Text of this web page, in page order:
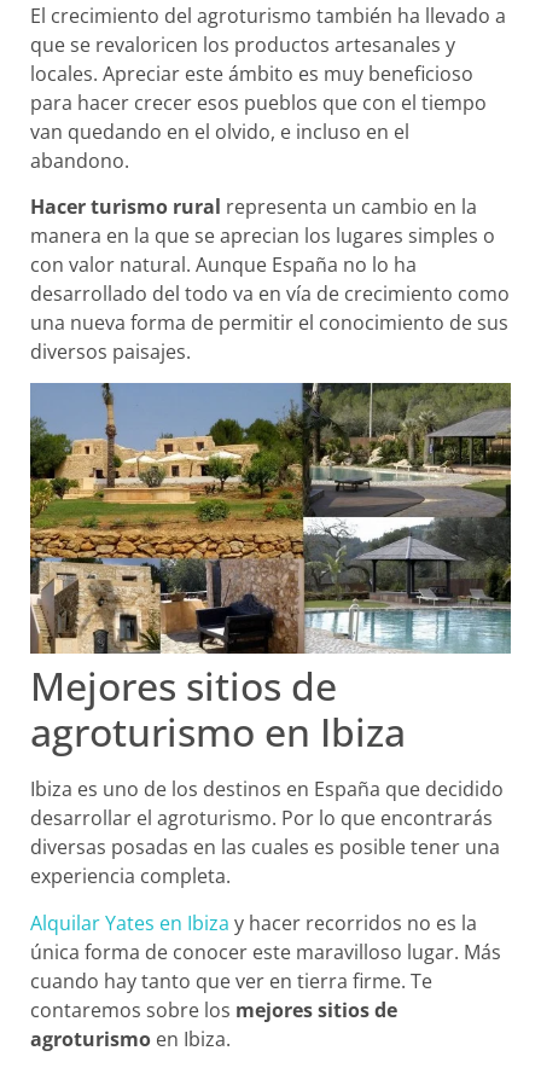
El crecimiento del agroturismo también ha llevado a
que se revaloricen los productos artesanales y
locales. Apreciar este ámbito es muy beneficioso
para hacer crecer esos pueblos que con el tiempo
van quedando en el olvido, e incluso en el
abandono.
Hacer turismo rural representa un cambio en la
manera en la que se aprecian los lugares simples o
con valor natural. Aunque España no lo ha
desarrollado del todo va en vía de crecimiento como
una nueva forma de permitir el conocimiento de sus
diversos paisajes.
Mejores sitios de
agroturismo en Ibiza
Ibiza es uno de los destinos en España que decidido
desarrollar el agroturismo. Por lo que encontrarás
diversas posadas en las cuales es posible tener una
experiencia completa.
Alquilar Yates en Ibiza y hacer recorridos no es la
única forma de conocer este maravilloso lugar. Más
cuando hay tanto que ver en tierra firme. Te
contaremos sobre los mejores sitios de
agroturismo en Ibiza.